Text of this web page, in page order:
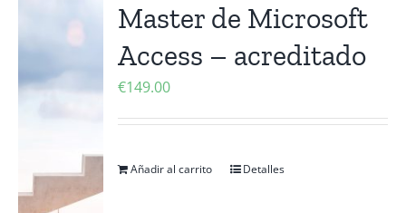
Master de Microsoft
Access – acreditado
€149.00
Añadir al carrito Detalles